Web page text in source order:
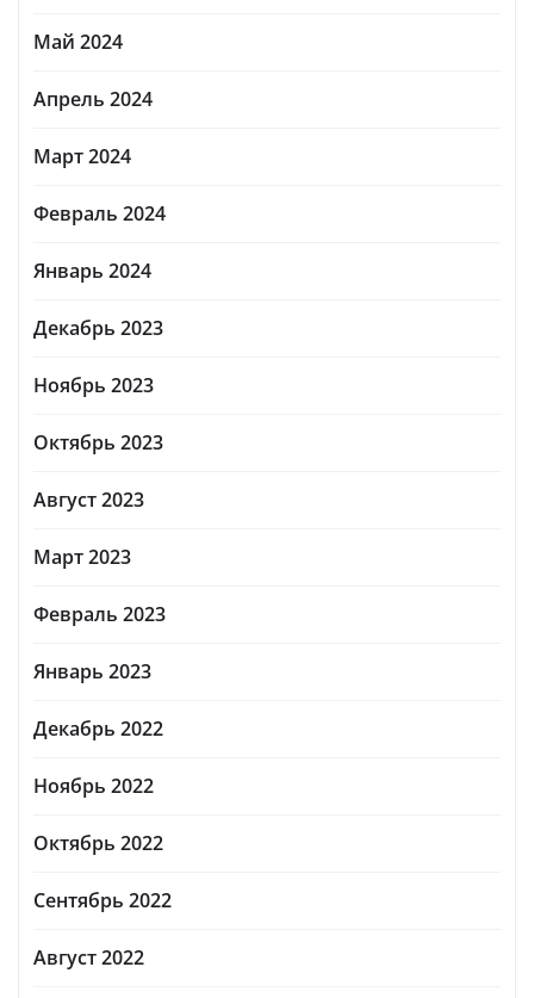
Май 2024
Апрель 2024
Март 2024
Февраль 2024
Январь 2024
Декабрь 2023
Ноябрь 2023
Октябрь 2023
Август 2023
Март 2023
Февраль 2023
Январь 2023
Декабрь 2022
Ноябрь 2022
Октябрь 2022
Сентябрь 2022
Август 2022